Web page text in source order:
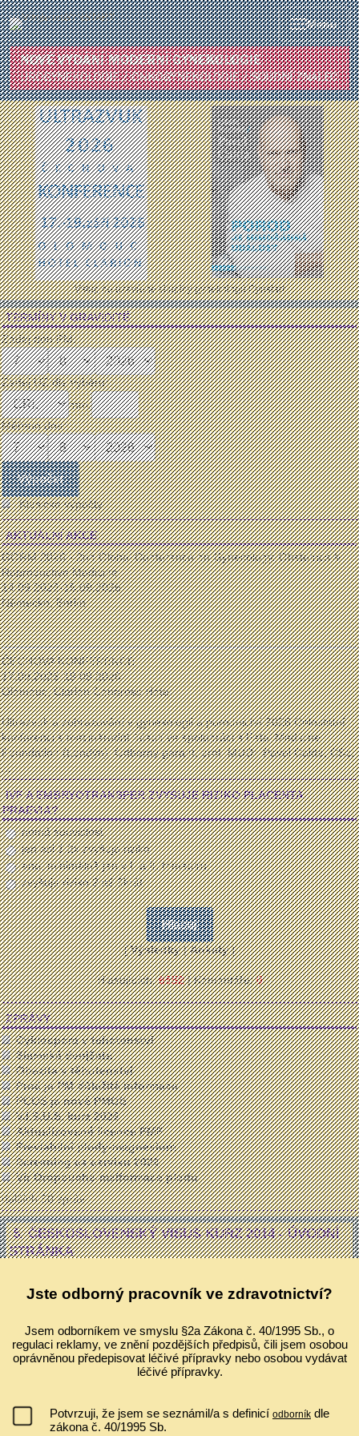
Jste odborný pracovník ve zdravotnictví?
Jsem odborníkem ve smyslu §2a Zákona č. 40/1995 Sb., o
regulaci reklamy, ve znění pozdějších předpisů, čili jsem osobou
oprávněnou předepisovat léčivé přípravky nebo osobou vydávat
léčivé přípravky.
Potvrzuji, že jsem se seznámil/a s definicí odborník dle
zákona č. 40/1995 Sb.
Menu
ZPRÁVY
Cyklospora v tehotenstvi
Siamská dvojčata
Obezita v těhotenství
Proč je PM důležitá informace
PCOS je nově PMOS
V.I.S.U.S. kurz 2026
Aktualizované licence FMF
Previabilní plody-magnesium
Screening ca cervixu 2026
Vir Oropouche-malformace plodu
dalších 50 zpráv ...
AKTUÁLNÍ AKCE
GORM 2026 - 2nd Global Conference on Gynecology, Obstetrics &
Reproductive Medicine
14.09.2026-15.09.2026
Německo, Berlín
...
ČECHOVA KONFERENCE
17.09.2026-19.09.2026
Olomouc, Clarion Congress Hotel
Ultrazvuk a zobrazování v gynekologii a porodnictví 2026 Celostátní
konferenci s mezinárodní účastí ve spolupráci s Fetal Medicine
Foundation (Londýn) Odborný garant: prof. MUDr. Pavel Calda, CSc.
...
IVF A EMBRYOTRANSFER ZVYŠUJE RIZIKO PLACENTA
PRAEVIA?
nemá souvislost
jen asi 1,2x zvyšuje riziko
ano, minimálně jen v I. a II. trimestru
zvyšuje riziko 2 až 6krát
[Výsledky|Ankety]
Hlasujících:6552| Komentáře:0
TERMÍNY V GRAVIDITĚ
Zadej den PM:
Zadej UZ dle výběru:
mm:
Měřeno dne:
Klasické výpočty
Vstup do uzavřené skupiny gynekologů Gynstart
5. ČESKOSLOVENSKÝ VISUS KURZ 2014 - ÚVODNÍ
STRÁNKA
Registrace uzavřena
VISUS KURZ
gynekologické ambulanci. (koncept VISUS)
Praha, pátek 30.- sobota 31. května 2014